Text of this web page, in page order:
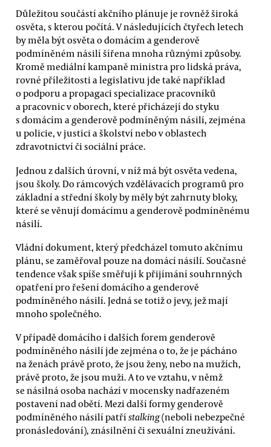
Důležitou součástí akčního plánuje je rovněž široká
osvěta, s kterou počítá. V následujících čtyřech letech
by měla být osvěta o domácím a genderově
podmíněném násilí šířena mnoha různými způsoby.
Kromě mediální kampaně ministra pro lidská práva,
rovné příležitosti a legislativu jde také například
o podporu a propagaci specializace pracovníků
a pracovnic v oborech, které přicházejí do styku
s domácím a genderově podmíněným násilí, zejména
u policie, v justici a školství nebo v oblastech
zdravotnictví či sociální práce.
Jednou z dalších úrovní, v níž má být osvěta vedena,
jsou školy. Do rámcových vzdělávacích programů pro
základní a střední školy by měly být zahrnuty bloky,
které se věnují domácímu a genderově podmíněnému
násilí.
Vládní dokument, který předcházel tomuto akčnímu
plánu, se zaměřoval pouze na domácí násilí. Současné
tendence však spíše směřují k přijímání souhrnných
opatření pro řešení domácího a genderově
podmíněného násilí. Jedná se totiž o jevy, jež mají
mnoho společného.
V případě domácího i dalších forem genderově
podmíněného násilí jde zejména o to, že je pácháno
na ženách právě proto, že jsou ženy, nebo na mužích,
právě proto, že jsou muži. A to ve vztahu, v němž
se násilná osoba nachází v mocensky nadřazeném
postavení nad obětí. Mezi další formy genderově
podmíněného násilí patřístalking(neboli nebezpečné
pronásledování), znásilnění či sexuální zneužívání.